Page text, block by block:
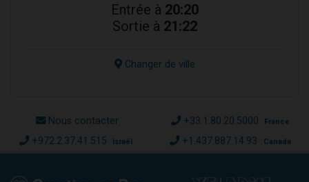
Entrée à 20:20
Sortie à 21:22
Changer de ville
Nous contacter +33.1.80.20.5000 France
+972.2.37.41.515 Israël +1.437.887.14.93 Canada